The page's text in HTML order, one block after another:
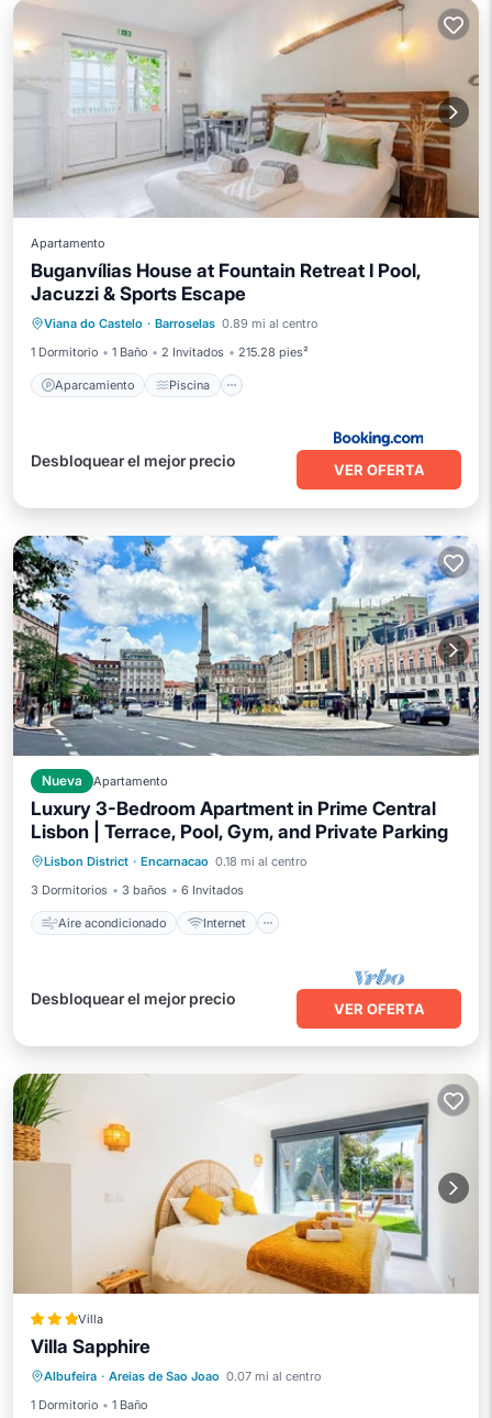
Apartamento
Buganvílias House at Fountain Retreat I Pool,
Jacuzzi & Sports Escape
Viana do Castelo · Barroselas 0.89 mi al centro
1 Dormitorio
1 Baño 2 Invitados 215.28 pies²
Aparcamiento Piscina
Aparcamiento
Piscina
Balcón/Terraza
Vistas
Desbloquear el mejor precio
VER OFERTA
Nueva Apartamento
Luxury 3-Bedroom Apartment in Prime Central
Lisbon | Terrace, Pool, Gym, and Private Parking
Lisbon District · Encarnacao 0.18 mi al centro
3 Dormitorios
3 baños 6 Invitados
Aire acondicionado Internet
Aire acondicionado
Internet
Apto para niños
Instalaciones de bienestar
Desbloquear el mejor precio
VER OFERTA
Villa
Villa Sapphire
Albufeira · Areias de Sao Joao 0.07 mi al centro
1 Dormitorio
1 Baño
Piscina privada
Aire acondicionado